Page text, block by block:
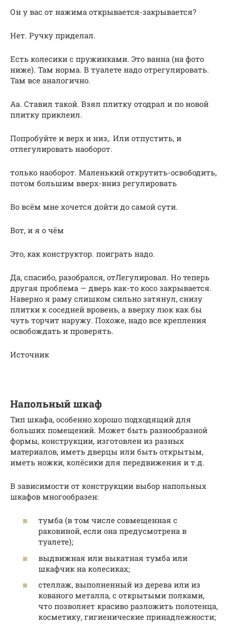
Он у вас от нажима открывается-закрывается?
Нет. Ручку приделал.
Есть колесики с пружинками. Это ванна (на фото
ниже). Там норма. В туалете надо отрегулировать.
Там все аналогично.
Аа. Ставил такой. Взял плитку отодрал и по новой
плитку приклеил.
Попробуйте и верх и низ,. Или отпустить, и
отлегулировать наоборот.
только наоборот. Маленький открутить-освободить,
потом большим вверх-вниз регулировать
Во всём мне хочется дойти до самой сути.
Вот, и я о чём
Это, как конструктор. поиграть надо.
Да, спасибо, разобрался, отЛегулировал. Но теперь
другая проблема — дверь как-то косо закрывается.
Наверно я раму слишком сильно затянул, снизу
плитки к соседней вровень, а вверху люк как бы
чуть торчит наружу. Похоже, надо все крепления
освобождать и проверять.
Источник
Напольный шкаф
Тип шкафа, особенно хорошо подходящий для
больших помещений. Может быть разнообразной
формы, конструкции, изготовлен из разных
материалов, иметь дверцы или быть открытым,
иметь ножки, колёсики для передвижения и т.д.
В зависимости от конструкции выбор напольных
шкафов многообразен:
тумба (в том числе совмещенная с
раковиной, если она предусмотрена в
туалете);
выдвижная или выкатная тумба или
шкафчик на колесиках;
стеллаж, выполненный из дерева или из
кованого металла, с открытыми полками,
что позволяет красиво разложить полотенца,
косметику, гигиенические принадлежности;